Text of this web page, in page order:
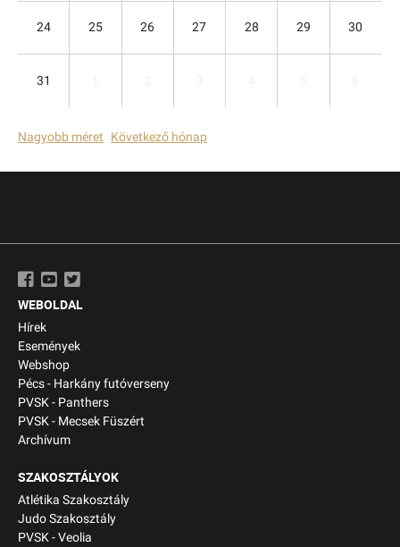
24 25 26 27 28 29 30
31
Nagyobb méret Következő hónap
WEBOLDAL
Hírek
Események
Webshop
Pécs - Harkány futóverseny
PVSK - Panthers
PVSK - Mecsek Füszért
Archívum
SZAKOSZTÁLYOK
Atlétika Szakosztály
Judo Szakosztály
PVSK - Veolia